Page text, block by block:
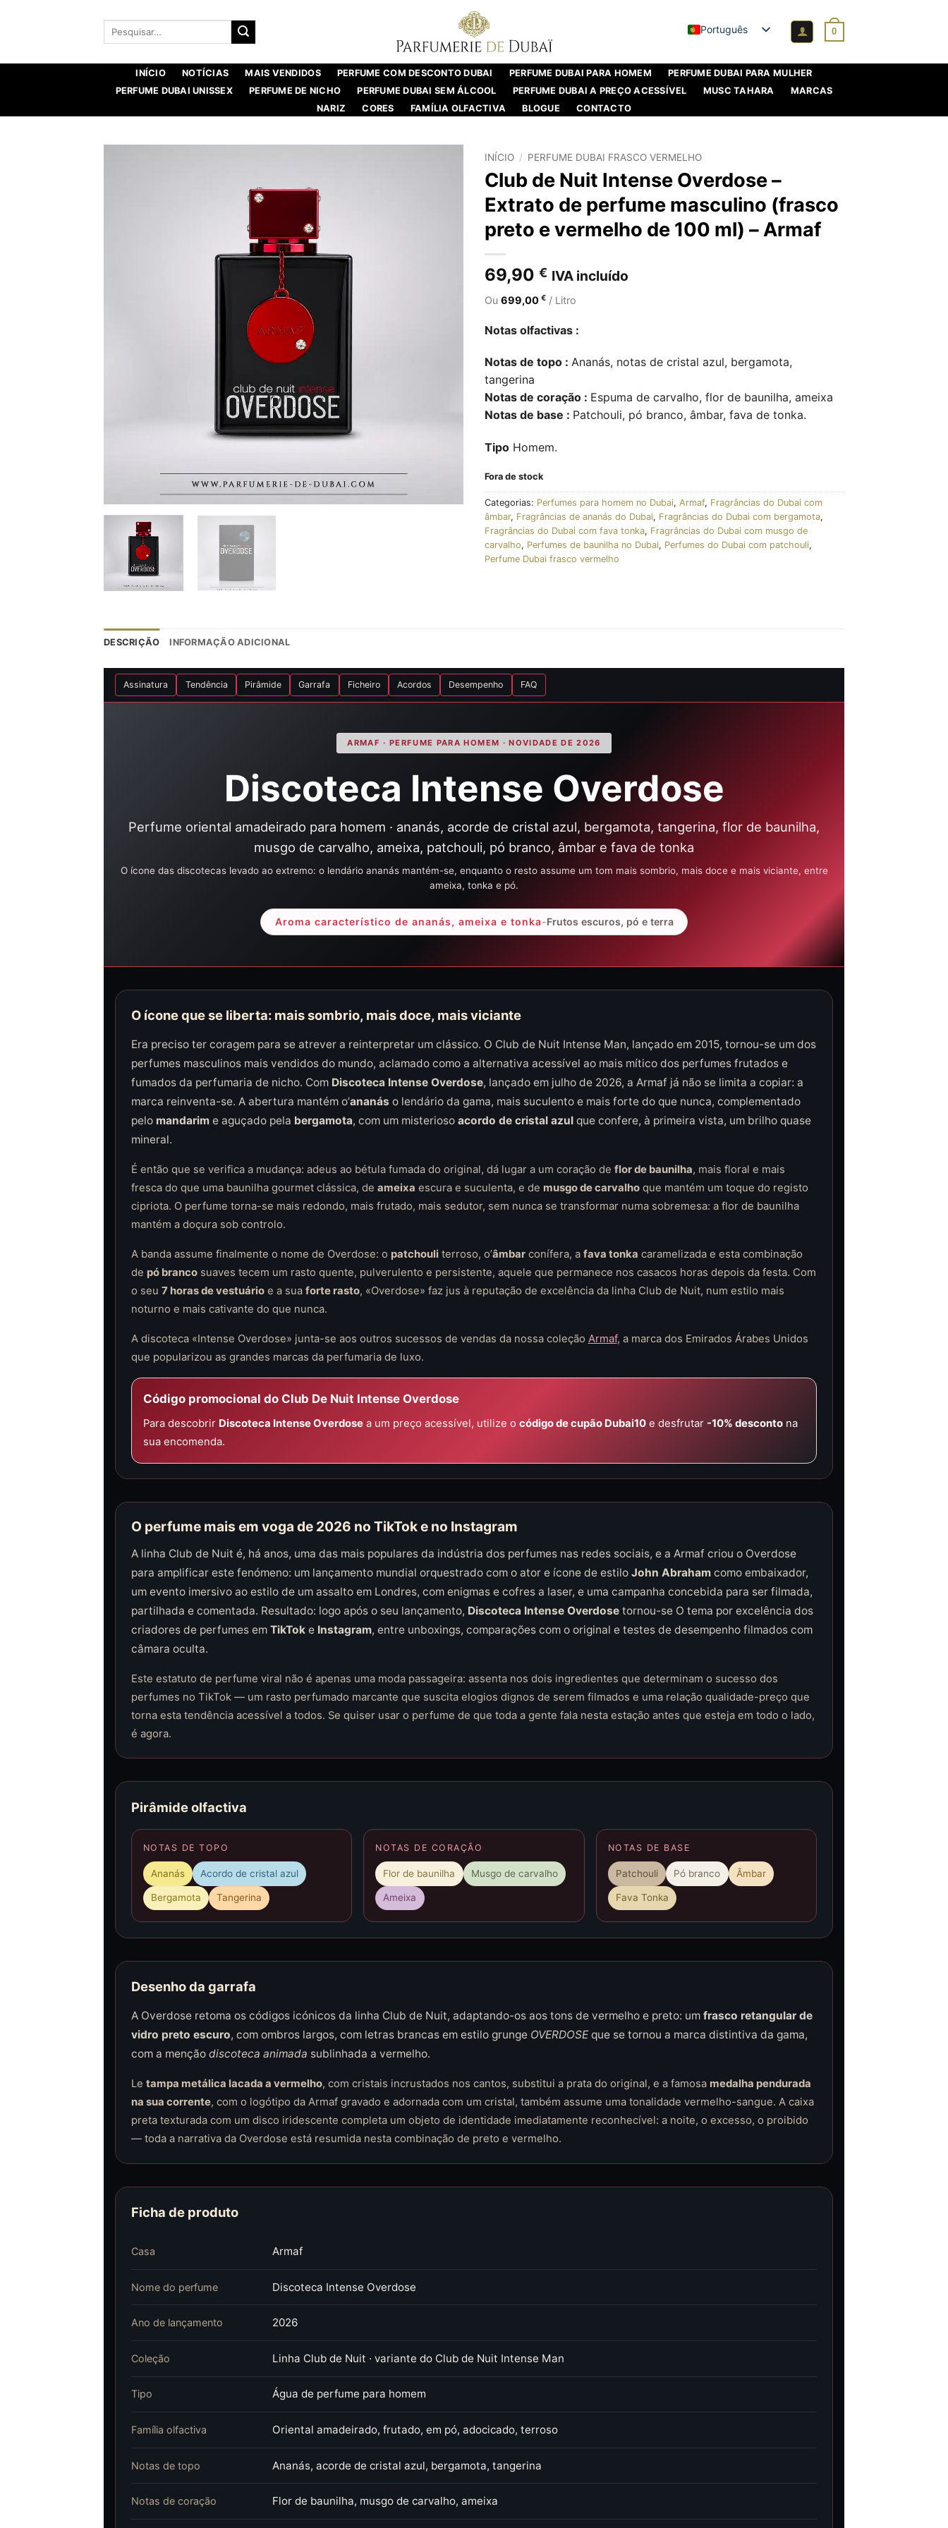
conteúdo
Procurar
Português 0
INÍCIO NOTÍCIAS MAIS VENDIDOS PERFUME COM DESCONTO DUBAI PERFUME DUBAI PARA HOMEM
PERFUME DUBAI PARA MULHER
PERFUME DUBAI UNISSEX
PERFUME DE NICHO PERFUME DUBAI SEM ÁLCOOL PERFUME DUBAI A PREÇO ACESSÍVEL MUSC TAHARA
MARCAS
NARIZ
CORES FAMÍLIA OLFACTIVA BLOGUE CONTACTO
INÍCIO / PERFUME DUBAI FRASCO VERMELHO
Club de Nuit Intense Overdose –
Extrato de perfume masculino (frasco
preto e vermelho de 100 ml) – Armaf
69,90 € IVA incluído
Ou 699,00 € / Litro
Notas olfactivas :
Notas de topo : Ananás, notas de cristal azul, bergamota,
tangerina
Notas de coração : Espuma de carvalho, flor de baunilha, ameixa
Notas de base : Patchouli, pó branco, âmbar, fava de tonka.
Tipo Homem.
Fora de stock
Categorias: Perfumes para homem no Dubai, Armaf, Fragrâncias do Dubai com
âmbar, Fragrâncias de ananás do Dubai, Fragrâncias do Dubai com bergamota,
Fragrâncias do Dubai com fava tonka, Fragrâncias do Dubai com musgo de
carvalho, Perfumes de baunilha no Dubai, Perfumes do Dubai com patchouli,
Perfume Dubai frasco vermelho
DESCRIÇÃO INFORMAÇÃO ADICIONAL
Assinatura Tendência Pirâmide Garrafa Ficheiro Acordos Desempenho FAQ
ARMAF · PERFUME PARA HOMEM · NOVIDADE DE 2026
Discoteca Intense Overdose
Perfume oriental amadeirado para homem · ananás, acorde de cristal azul, bergamota, tangerina, flor de baunilha,
musgo de carvalho, ameixa, patchouli, pó branco, âmbar e fava de tonka
O ícone das discotecas levado ao extremo: o lendário ananás mantém-se, enquanto o resto assume um tom mais sombrio, mais doce e mais viciante, entre
ameixa, tonka e pó.
Aroma característico de ananás, ameixa e tonka-Frutos escuros, pó e terra
O ícone que se liberta: mais sombrio, mais doce, mais viciante
Era preciso ter coragem para se atrever a reinterpretar um clássico. O Club de Nuit Intense Man, lançado em 2015, tornou-se um dos
perfumes masculinos mais vendidos do mundo, aclamado como a alternativa acessível ao mais mítico dos perfumes frutados e
fumados da perfumaria de nicho. Com Discoteca Intense Overdose, lançado em julho de 2026, a Armaf já não se limita a copiar: a
marca reinventa-se. A abertura mantém o’ananás o lendário da gama, mais suculento e mais forte do que nunca, complementado
pelo mandarime aguçado pela bergamota, com um misterioso acordo de cristal azulque confere, à primeira vista, um brilho quase
mineral.
É então que se verifica a mudança: adeus ao bétula fumada do original, dá lugar a um coração de flor de baunilha, mais floral e mais
fresca do que uma baunilha gourmet clássica, de ameixa escura e suculenta, e de musgo de carvalhoque mantém um toque do registo
cipriota. O perfume torna-se mais redondo, mais frutado, mais sedutor, sem nunca se transformar numa sobremesa: a flor de baunilha
mantém a doçura sob controlo.
A banda assume finalmente o nome de Overdose: o patchouliterroso, o’âmbarconífera, a fava tonka caramelizada e esta combinação
de pó brancosuaves tecem um rasto quente, pulverulento e persistente, aquele que permanece nos casacos horas depois da festa. Com
o seu 7 horas de vestuárioe a sua forte rasto, «Overdose» faz jus à reputação de excelência da linha Club de Nuit, num estilo mais
noturno e mais cativante do que nunca.
A discoteca «Intense Overdose» junta-se aos outros sucessos de vendas da nossa coleção Armaf, a marca dos Emirados Árabes Unidos
que popularizou as grandes marcas da perfumaria de luxo.
Código promocional do Club De Nuit Intense Overdose
Para descobrir Discoteca Intense Overdosea um preço acessível, utilize o código de cupão Dubai10e desfrutar -10% descontona
sua encomenda.
O perfume mais em voga de 2026 no TikTok e no Instagram
A linha Club de Nuit é, há anos, uma das mais populares da indústria dos perfumes nas redes sociais, e a Armaf criou o Overdose
para amplificar este fenómeno: um lançamento mundial orquestrado com o ator e ícone de estilo John Abrahamcomo embaixador,
um evento imersivo ao estilo de um assalto em Londres, com enigmas e cofres a laser, e uma campanha concebida para ser filmada,
partilhada e comentada. Resultado: logo após o seu lançamento, Discoteca Intense Overdosetornou-se O tema por excelência dos
criadores de perfumes em TikToke Instagram, entre unboxings, comparações com o original e testes de desempenho filmados com
câmara oculta.
Este estatuto de perfume viral não é apenas uma moda passageira: assenta nos dois ingredientes que determinam o sucesso dos
perfumes no TikTok — um rasto perfumado marcante que suscita elogios dignos de serem filmados e uma relação qualidade-preço que
torna esta tendência acessível a todos. Se quiser usar o perfume de que toda a gente fala nesta estação antes que esteja em todo o lado,
é agora.
Pirâmide olfactiva
NOTAS DE TOPO
Ananás Acordo de cristal azul
Bergamota Tangerina
NOTAS DE CORAÇÃO
Flor de baunilha Musgo de carvalho
Ameixa
NOTAS DE BASE
Patchouli Pó branco Âmbar
Fava Tonka
Desenho da garrafa
A Overdose retoma os códigos icónicos da linha Club de Nuit, adaptando-os aos tons de vermelho e preto: um frasco retangular de
vidro preto escuro, com ombros largos, com letras brancas em estilo grunge OVERDOSEque se tornou a marca distintiva da gama,
com a menção discoteca animada sublinhada a vermelho.
Le tampa metálica lacada a vermelho, com cristais incrustados nos cantos, substitui a prata do original, e a famosa medalha pendurada
na sua corrente, com o logótipo da Armaf gravado e adornada com um cristal, também assume uma tonalidade vermelho-sangue. A caixa
preta texturada com um disco iridescente completa um objeto de identidade imediatamente reconhecível: a noite, o excesso, o proibido
— toda a narrativa da Overdose está resumida nesta combinação de preto e vermelho.
Ficha de produto
Casa Armaf
Nome do perfume Discoteca Intense Overdose
Ano de lançamento 2026
Coleção Linha Club de Nuit · variante do Club de Nuit Intense Man
Tipo Água de perfume para homem
Família olfactiva Oriental amadeirado, frutado, em pó, adocicado, terroso
Notas de topo Ananás, acorde de cristal azul, bergamota, tangerina
Notas de coração Flor de baunilha, musgo de carvalho, ameixa